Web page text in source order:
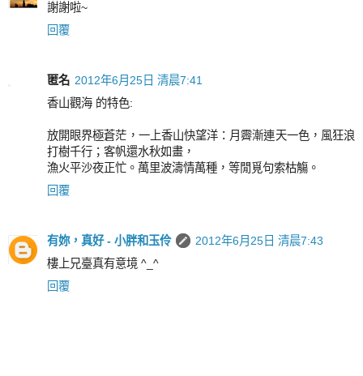
謝謝啦~
回覆
匿名 2012年6月25日 清晨7:41
香山觀海 的特色:
放開眼界極蒼茫，一上香山快望洋：月霽漸連天一色，風狂浪
打樹千行；客帆還水秋如畫，
漁火平沙夜正忙。萬里波濤情萬種，等閒覓句索枯觴。
回覆
有妳，真好 - 小胖和玉伶
2012年6月25日 清晨7:43
樓上兄臺真有意境 ^_^
回覆